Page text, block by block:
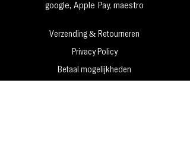
google, Apple Pay, maestro
Verzending & Retourneren
Privacy Policy
Betaal mogelijkheden